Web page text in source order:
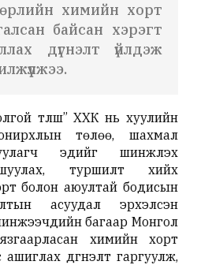
химийн хорт
байсан хэрэгт
дүгнэлт үйлдэж
түлш” ХХК нь хуулийн
төлөө, шахмал
эдийг шинжлэх
туршилт хийх
болон аюултай бодисын
асуудал эрхэлсэн
багаар Монгол
химийн хорт
дүгнэлт гаргуулж,